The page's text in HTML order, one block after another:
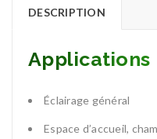
DESCRIPTION
Applications
Éclairage général
Espace d’accueil,